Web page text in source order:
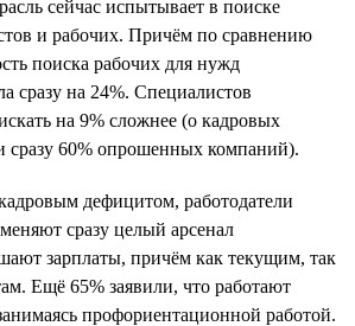
сейчас испытывает в поиске
и рабочих. Причём по сравнению
поиска рабочих для нужд
сразу на 24%. Специалистов
на 9% сложнее (о кадровых
сразу 60% опрошенных компаний).
дефицитом, работодатели
сразу целый арсенал
зарплаты, причём как текущим, так
Ещё 65% заявили, что работают
профориентационной работой.